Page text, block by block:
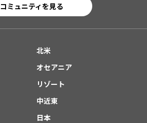
コミュニティを見る
北米
オセアニア
リゾート
中近東
日本